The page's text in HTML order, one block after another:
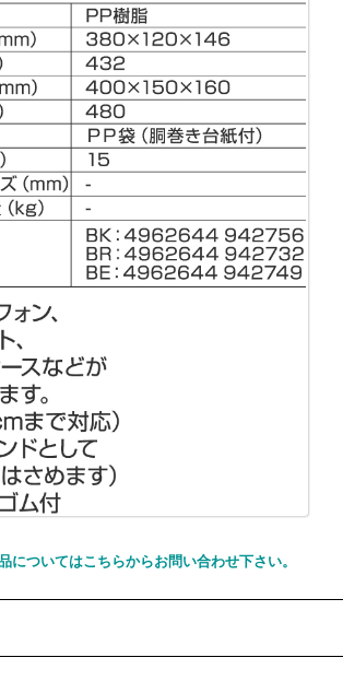
についてはこちらからお問い合わせ下さい。